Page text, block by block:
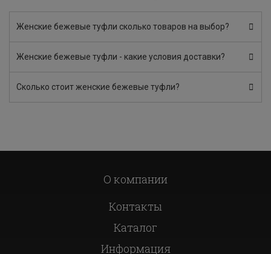
Женские бежевые туфли сколько товаров на выбор?
Женские бежевые туфли - какие условия доставки?
Сколько стоит женские бежевые туфли?
О компании
Контакты
Каталог
Информация